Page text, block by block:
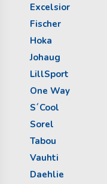
Excelsior
Fischer
Hoka
Johaug
LillSport
One Way
S´Cool
Sorel
Tabou
Vauhti
Daehlie